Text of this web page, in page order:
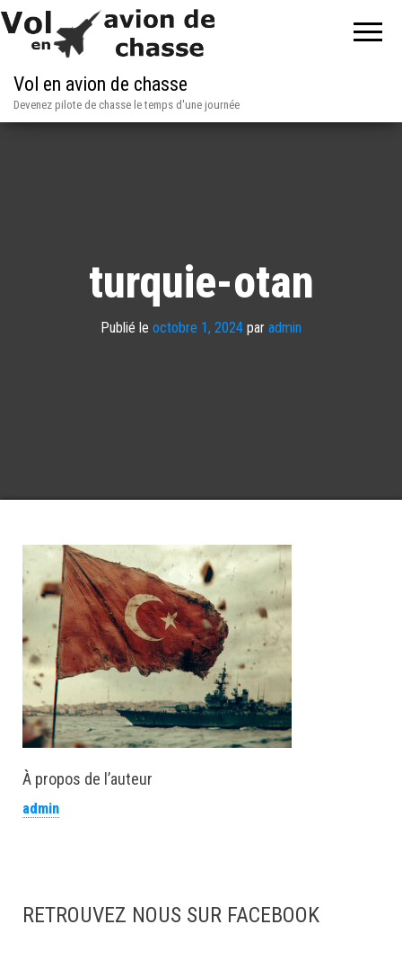
Vol en avion de chasse
Devenez pilote de chasse le temps d'une journée
turquie-otan
Publié le octobre 1, 2024 par admin
À propos de l’auteur
admin
RETROUVEZ NOUS SUR FACEBOOK